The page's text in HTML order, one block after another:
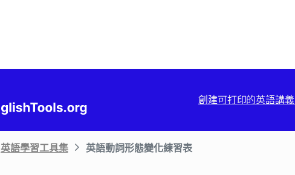
創建可打印的英語講義
英語學習工具集 英語動詞形態變化練習表